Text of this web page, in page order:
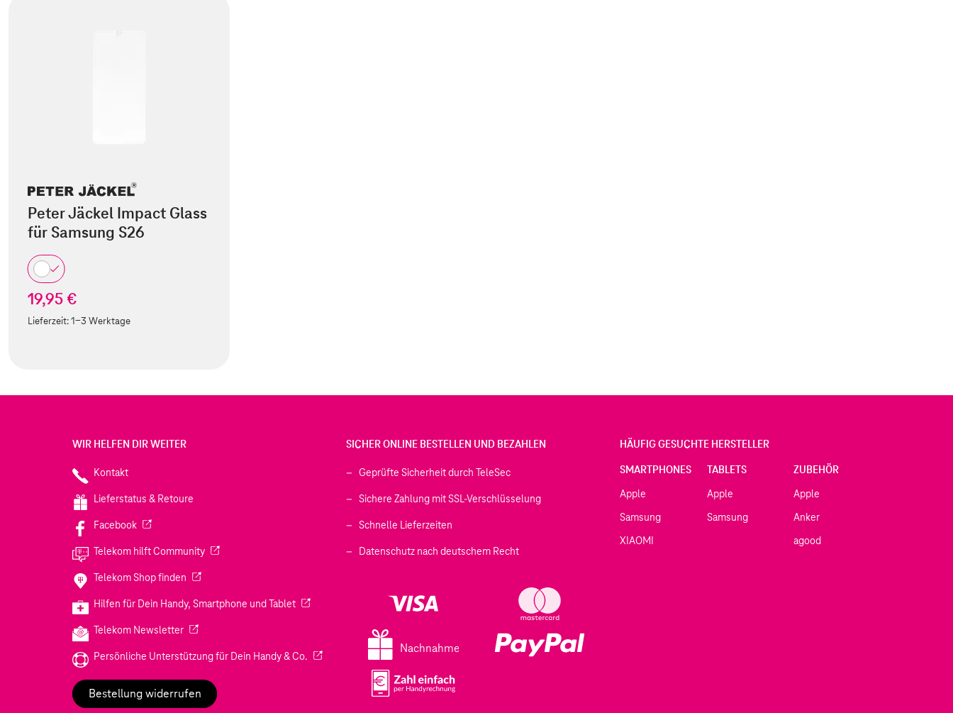
Peter Jäckel Impact Glass
für Samsung S26
19,95 €
Lieferzeit:1-3 Werktage
WIR HELFEN DIR WEITER
Kontakt
Lieferstatus & Retoure
Facebook(Wird in einem neuen Tab geöffnet)
Telekom hilft Community(Wird in einem neuen Tab geöffnet)
Telekom Shop finden (Wird in einem neuen Tab geöffnet)
Hilfen für Dein Handy, Smartphone und Tablet(Wird in einem neuen Tab geöffnet)
Telekom Newsletter(Wird in einem neuen Tab geöffnet)
Persönliche Unterstützung für Dein Handy & Co. (Wird in einem neuen Tab geöffnet)
Bestellung widerrufen
SICHER ONLINE BESTELLEN UND BEZAHLEN
Geprüfte Sicherheit durch TeleSec
Sichere Zahlung mit SSL-Verschlüsselung
Schnelle Lieferzeiten
Datenschutz nach deutschem Recht
Nachnahme
HÄUFIG GESUCHTE HERSTELLER
SMARTPHONES
Apple
Samsung
XIAOMI
TABLETS
Apple
Samsung
ZUBEHÖR
Apple
Anker
agood